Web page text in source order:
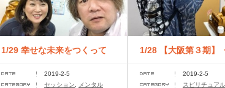
1/29 幸せな未来をつくって
夫婦円満になるバイオリズム
2019-2-5
セッション
メンタル
1/28 【大阪第３期】
践型》発酵テーマパー
2019-2-5
スピリチュアル